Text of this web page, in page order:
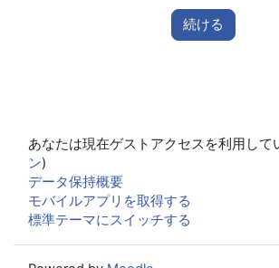
続ける
あなたは現在ゲストアクセスを利用して
ン)
データ保持概要
モバイルアプリを取得する
標準テーマにスイッチする